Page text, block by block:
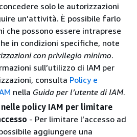
solo le autorizzazioni
un’attività. È possibile farlo
che possono essere intraprese
in condizioni specifiche, note
con privilegio minimo.
sull’utilizzo di IAM per
consulta Policy e
nella Guida per l’utente di IAM.
nelle policy IAM per limitare
- Per limitare l’accesso ad
aggiungere una